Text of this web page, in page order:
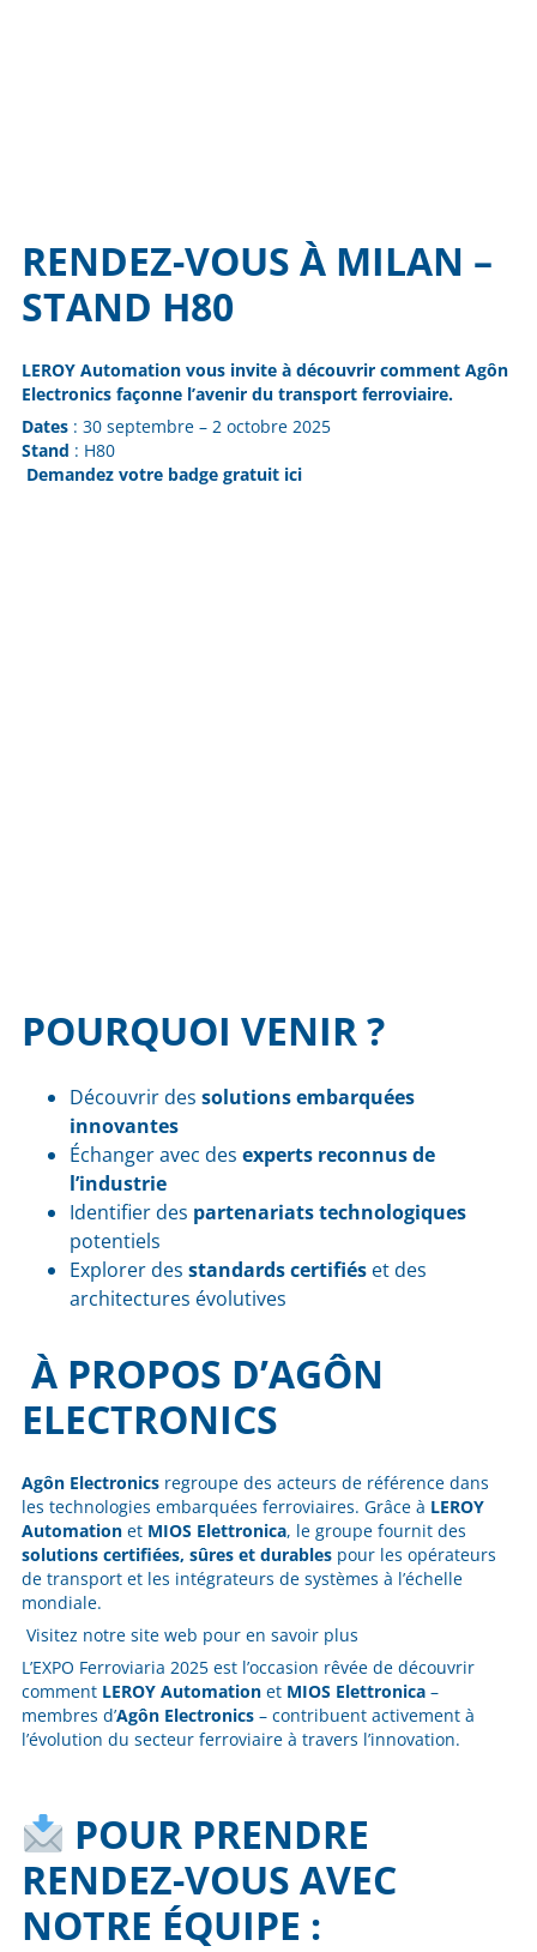
RENDEZ-VOUS À MILAN –
STAND H80
LEROY Automation vous invite à découvrir comment Agôn
Electronics façonne l’avenir du transport ferroviaire.
Dates : 30 septembre – 2 octobre 2025
Stand : H80
Demandez votre badge gratuit ici
POURQUOI VENIR ?
Découvrir des solutions embarquées
innovantes
Échanger avec des experts reconnus de
l’industrie
Identifier des partenariats technologiques
potentiels
Explorer des standards certifiés et des
architectures évolutives
À PROPOS D’AGÔN
ELECTRONICS
Agôn Electronics regroupe des acteurs de référence dans
les technologies embarquées ferroviaires. Grâce à LEROY
Automation et MIOS Elettronica, le groupe fournit des
solutions certifiées, sûres et durables pour les opérateurs
de transport et les intégrateurs de systèmes à l’échelle
mondiale.
Visitez notre site web pour en savoir plus
L’EXPO Ferroviaria 2025 est l’occasion rêvée de découvrir
comment LEROY Automation et MIOS Elettronica –
membres d’Agôn Electronics – contribuent activement à
l’évolution du secteur ferroviaire à travers l’innovation.
POUR PRENDRE
RENDEZ-VOUS AVEC
NOTRE ÉQUIPE :